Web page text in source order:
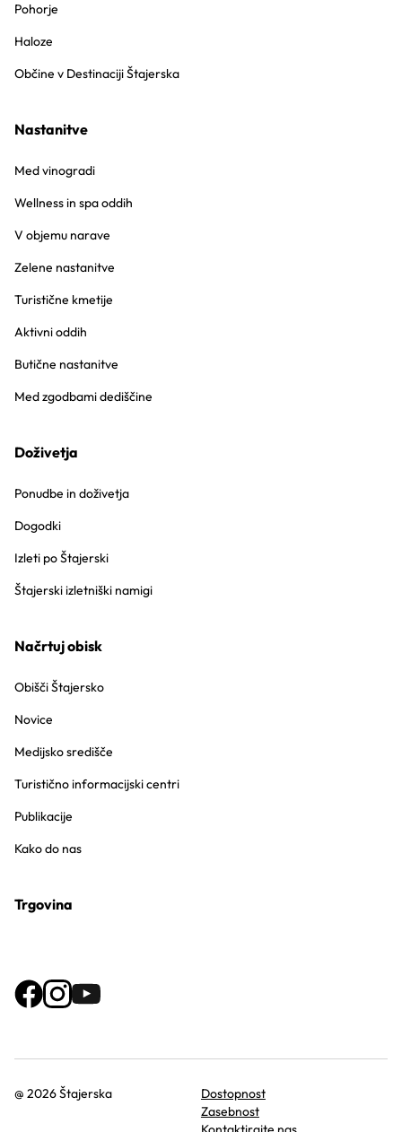
Pohorje
Haloze
Občine v Destinaciji Štajerska
Nastanitve
Med vinogradi
Wellness in spa oddih
V objemu narave
Zelene nastanitve
Turistične kmetije
Aktivni oddih
Butične nastanitve
Med zgodbami dediščine
Doživetja
Ponudbe in doživetja
Dogodki
Izleti po Štajerski
Štajerski izletniški namigi
Načrtuj obisk
Obišči Štajersko
Novice
Medijsko središče
Turistično informacijski centri
Publikacije
Kako do nas
Trgovina
@ 2026 Štajerska
Dostopnost
Zasebnost